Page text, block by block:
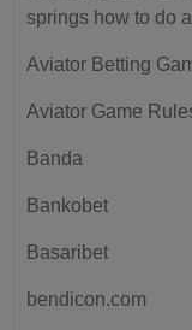
springs how to do
Aviator Betting
Aviator Game
Banda
Bankobet
Basaribet
bendicon.com